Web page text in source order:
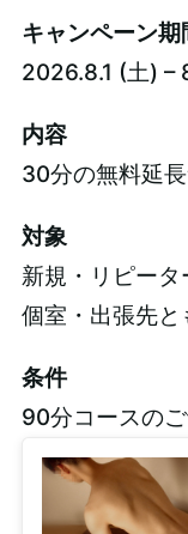
キャンペーン期
2026.8.1 (土) –
内容
30分の無料延
対象
新規・リピータ
個室・出張先と
条件
90分コースの